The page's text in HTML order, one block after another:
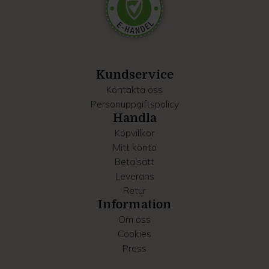
Dessa kan i sin tur kombinera informationen med annan
information som du har tillhandahållit eller som de har
samlat in när du har använt deras tjänster.
Kundservice
Kontakta oss
Personuppgiftspolicy
Handla
Köpvillkor
Mitt konto
Betalsätt
Leverans
Retur
Information
Om oss
Cookies
Press